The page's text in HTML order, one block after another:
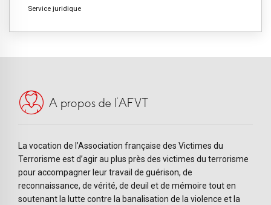
Service juridique
A propos de l’AFVT
La vocation de l’Association française des Victimes du
Terrorisme est d’agir au plus près des victimes du terrorisme
pour accompagner leur travail de guérison, de
reconnaissance, de vérité, de deuil et de mémoire tout en
soutenant la lutte contre la banalisation de la violence et la